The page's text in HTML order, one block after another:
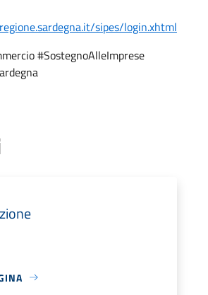
sipes/login.xhtml
#SostegnoAlleImprese